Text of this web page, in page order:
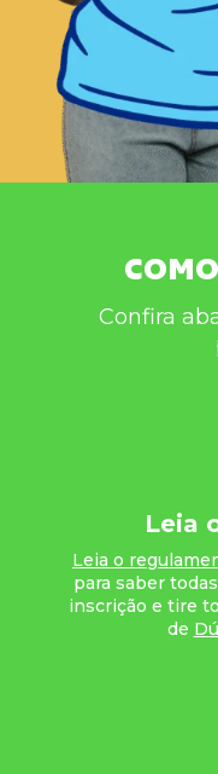
Confira
Leia
Leia o
para saber
inscrição e tire
de